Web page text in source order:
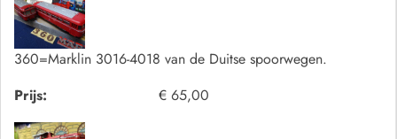
360=Marklin 3016-4018 van de Duitse spoorwegen.
Prijs:
€ 65,00